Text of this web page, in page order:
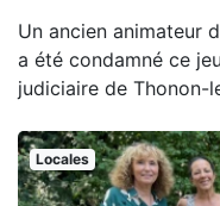
Un ancien animateur
a été condamné ce
judiciaire de Thonon-
Locales